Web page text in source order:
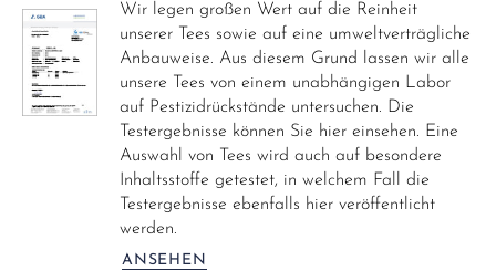
Wir legen großen Wert auf die Reinheit
unserer Tees sowie auf eine umweltverträgliche
Anbauweise. Aus diesem Grund lassen wir alle
unsere Tees von einem unabhängigen Labor
auf Pestizidrückstände untersuchen. Die
Testergebnisse können Sie hier einsehen. Eine
Auswahl von Tees wird auch auf besondere
Inhaltsstoffe getestet, in welchem Fall die
Testergebnisse ebenfalls hier veröffentlicht
werden.
ANSEHEN